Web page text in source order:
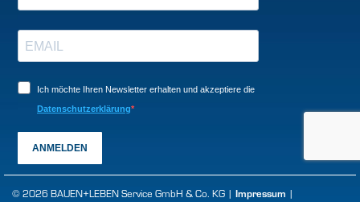
Ich möchte Ihren Newsletter erhalten und akzeptiere die
Datenschutzerklärung
ANMELDEN
© 2026 BAUEN+LEBEN Service GmbH & Co. KG | Impressum |